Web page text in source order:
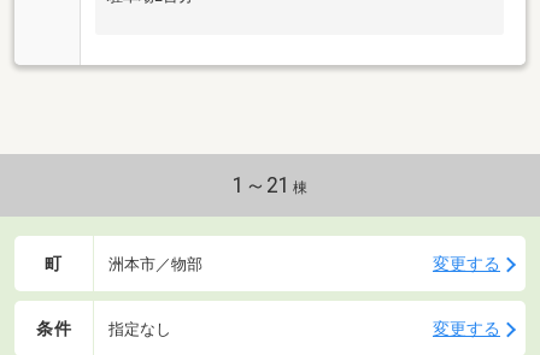
1～21 棟
町 洲本市／物部 変更する
条件 指定なし 変更する